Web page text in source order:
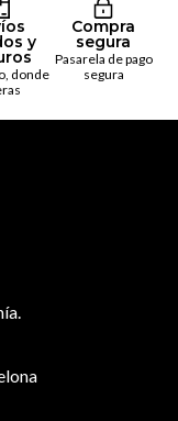
y
donde
Compra
segura
Pasarela de pago
segura